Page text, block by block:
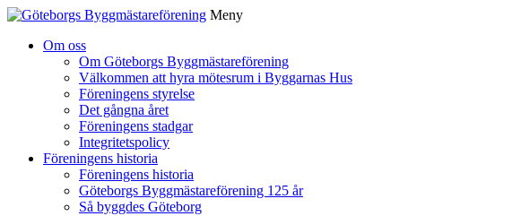
Meny
Om oss
Om Göteborgs Byggmästareförening
Välkommen att hyra mötesrum i Byggarnas Hus
Föreningens styrelse
Det gångna året
Föreningens stadgar
Integritetspolicy
Föreningens historia
Föreningens historia
Göteborgs Byggmästareförening 125 år
Så byggdes Göteborg